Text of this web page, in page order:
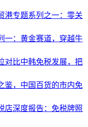
港专题系列之一：零关
一：黄金赛道，穿越牛
对比中韩免税发展，把
鉴，中国百货的市内免
店深度报告：免税牌照